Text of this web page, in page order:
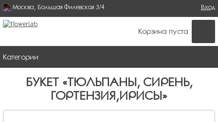
Москва, Большая Филевская 3/4 ФОРМА ПОИСКА
Вход
Корзина пуста
Категории
БУКЕТ «ТЮЛЬПАНЫ, СИРЕНЬ,
ГОРТЕНЗИЯ,ИРИСЫ»